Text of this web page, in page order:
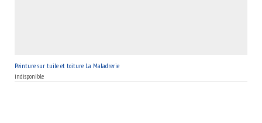
Peinture sur tuile et toiture La Maladrerie
indisponible